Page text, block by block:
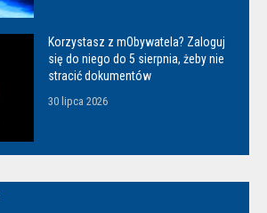
Korzystasz z mObywatela? Zaloguj
się do niego do 5 sierpnia, żeby nie
stracić dokumentów
30 lipca 2026